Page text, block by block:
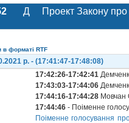
Д
Проект Закону про
в форматі RTF
р. - (17:41:47-17:48:08)
17:42:26-17:42:41
17:43:03-17:44:06
17:44:16-17:44:28 Мовчан
17:44:46 - Поіменне
Поіменне голосування